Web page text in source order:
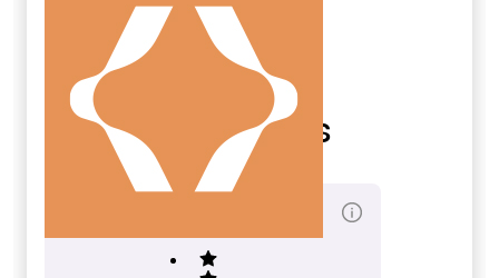
Ajna Labs
ajna.finance